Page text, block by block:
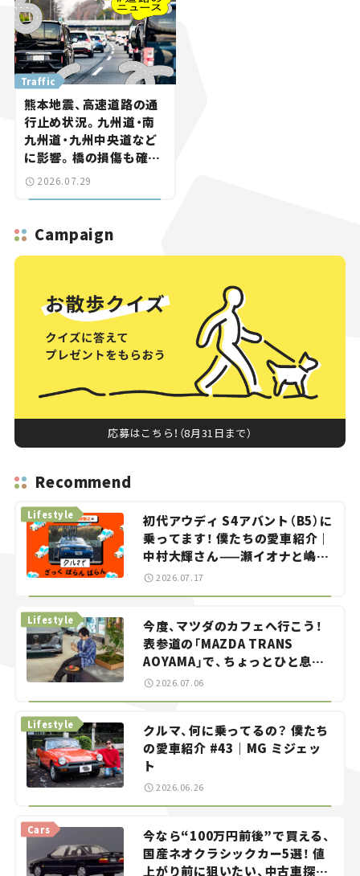
Traffic
熊本地震、高速道路の通
行止め状況。九州道・南
九州道・九州中央道など
に影響。橋の損傷も確認
【道路のニュース】
2026.07.29
Campaign
応募はこちら！（8月31日まで）
Recommend
初代アウディ S4アバント（B5）に
乗ってます！ 僕たちの愛車紹介｜
中村大輝さん——瀬イオナと嶋田
智之の「クルマでざっくばらんば
Lifestyle
2026.07.17
今度、マツダのカフェへ行こう！
表参道の「MAZDA TRANS
AOYAMA」で、ちょっとひと息。
——連載｜CCGとクルマでどうす
Lifestyle
2026.07.06
クルマ、何に乗ってるの？ 僕たち
の愛車紹介 #43｜MG ミジェッ
ト
Lifestyle
2026.06.26
今なら“100万円前後”で買える、
国産ネオクラシックカー5選！ 値
上がり前に狙いたい、中古車探し
Cars